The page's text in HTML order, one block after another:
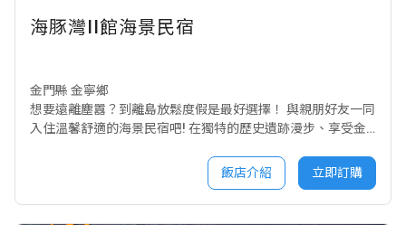
海豚灣II館海景民宿
金門縣 金寧鄉
想要遠離塵囂？到離島放鬆度假是最好選擇！ 與親朋好友一同
入住溫馨舒適的海景民宿吧! 在獨特的歷史遺跡漫步、享受金
閃閃 夜晚就讓滿天的星斗和微微海浪聲陪著您進入夢鄉吧! 民
宿鄰近步行5-10鐘有7-11、全聯超市、KTV 車程約3分鐘可進
入金城市中心，鬧中取靜、交通便利。
飯店介紹 立即訂購